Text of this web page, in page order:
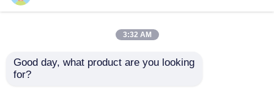
शुद्ध निकल पट्टी
उच्च चालकता और स्थायित्व
3:32 AM
Good day, what product are you looking
for?